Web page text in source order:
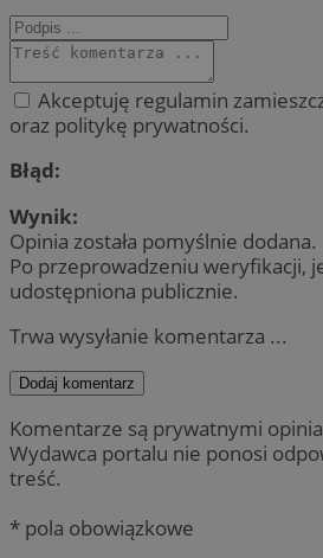
Akceptuję regulamin
oraz politykę prywatności.
Błąd:
Wynik:
Opinia została pomyślnie dodana.
Po przeprowadzeniu weryfikacji,
udostępniona publicznie.
Trwa wysyłanie komentarza ...
Dodaj komentarz
Komentarze są prywatnymi
Wydawca portalu nie ponosi
treść.
* pola obowiązkowe